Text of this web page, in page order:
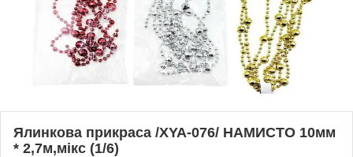
Ялинкова прикраса /XYA-076/ НАМИСТО 10мм
* 2,7м,мікс (1/6)